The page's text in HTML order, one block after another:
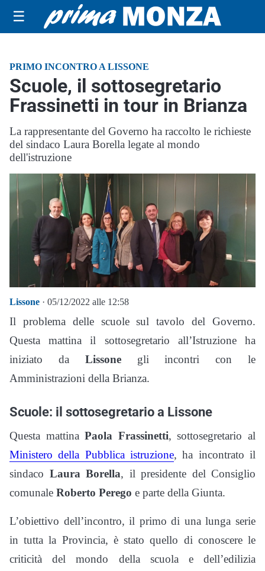
☰
PRIMO INCONTRO A LISSONE
Scuole, il sottosegretario
Frassinetti in tour in Brianza
La rappresentante del Governo ha raccolto le richieste
del sindaco Laura Borella legate al mondo
dell'istruzione
Lissone · 05/12/2022 alle 12:58
Il problema delle scuole sul tavolo del Governo.
Questa mattina il sottosegretario all’Istruzione ha
iniziato da Lissonegli incontri con le
Amministrazioni della Brianza.
Scuole: il sottosegretario a Lissone
Questa mattinaPaola Frassinetti, sottosegretario al
Ministero della Pubblica istruzione, ha incontrato il
sindaco Laura Borella, il presidente del Consiglio
comunale Roberto Perego e parte della Giunta.
L’obiettivo dell’incontro, il primo di una lunga serie
in tutta la Provincia, è stato quello di conoscere le
criticità del mondo della scuola e dell’edilizia